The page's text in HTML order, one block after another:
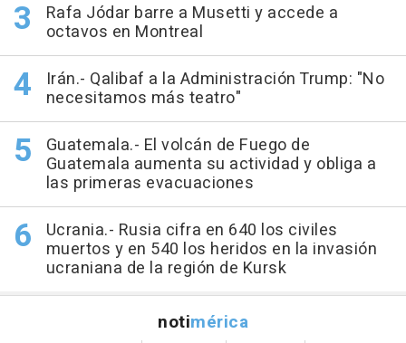
Rafa Jódar barre a Musetti y accede a
octavos en Montreal
Irán.- Qalibaf a la Administración Trump: "No
necesitamos más teatro"
Guatemala.- El volcán de Fuego de
Guatemala aumenta su actividad y obliga a
las primeras evacuaciones
Ucrania.- Rusia cifra en 640 los civiles
muertos y en 540 los heridos en la invasión
ucraniana de la región de Kursk
notimérica